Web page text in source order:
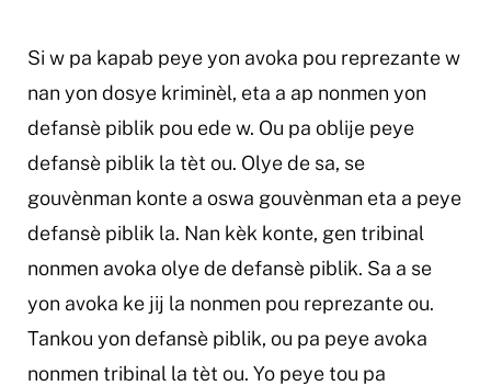
Si w pa kapab peye yon avoka pou reprezante w
nan yon dosye kriminèl, eta a ap nonmen yon
defansè piblik pou ede w. Ou pa oblije peye
defansè piblik la tèt ou. Olye de sa, se
gouvènman konte a oswa gouvènman eta a peye
defansè piblik la. Nan kèk konte, gen tribinal
nonmen avoka olye de defansè piblik. Sa a se
yon avoka ke jij la nonmen pou reprezante ou.
Tankou yon defansè piblik, ou pa peye avoka
nonmen tribinal la tèt ou. Yo peye tou pa